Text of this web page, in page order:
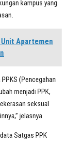
kampus yang
Unit Apartemen
(Pencegahan
menjadi PPK,
seksual
jelasnya.
Satgas PPK